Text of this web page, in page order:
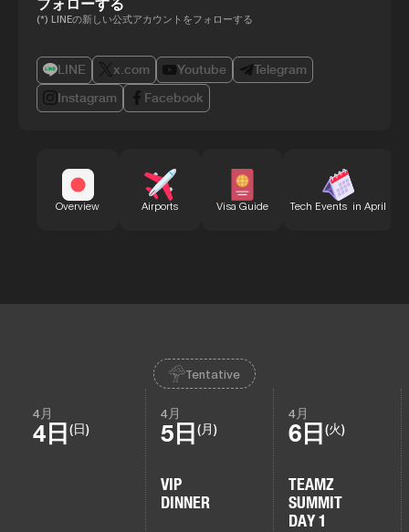
フォローする
(*) LINEの新しい公式アカウントをフォローする
LINE x.com Youtube
Telegram
Instagram
Facebook
Overview Airports Visa Guide Tech Events in April
Tentative
4月
4日 (日)
4月
5日 (月)
VIP
DINNER
4月
6日 (火)
TEAMZ
SUMMIT
DAY 1